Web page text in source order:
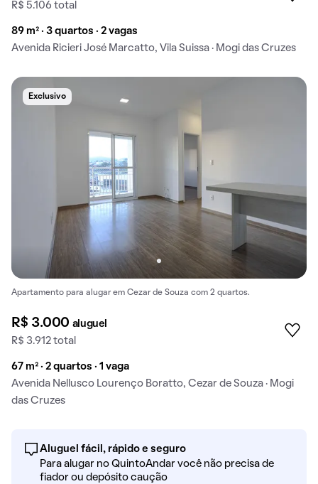
R$ 5.106 total
89 m² · 3 quartos · 2 vagas
Avenida Ricieri José Marcatto, Vila Suissa · Mogi das Cruzes
Exclusivo
Apartamento para alugar em Cezar de Souza com 2 quartos.
R$ 3.000 aluguel
R$ 3.912 total
67 m² · 2 quartos · 1 vaga
Avenida Nellusco Lourenço Boratto, Cezar de Souza · Mogi
das Cruzes
Aluguel fácil, rápido e seguro
Para alugar no QuintoAndar você não precisa de
fiador ou depósito caução